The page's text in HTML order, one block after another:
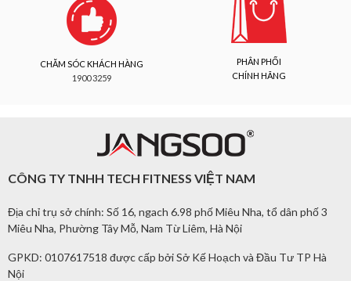
CHĂM SÓC KHÁCH HÀNG
1900 3259
PHÂN PHỐI
CHÍNH HÃNG
CÔNG TY TNHH TECH FITNESS VIỆT NAM
Địa chỉ trụ sở chính: Số 16, ngach 6.98 phố Miêu Nha, tổ dân phố 3
Miêu Nha, Phường Tây Mỗ, Nam Từ Liêm, Hà Nội
GPKD: 0107617518 được cấp bởi Sở Kế Hoạch và Đầu Tư TP Hà
Nội